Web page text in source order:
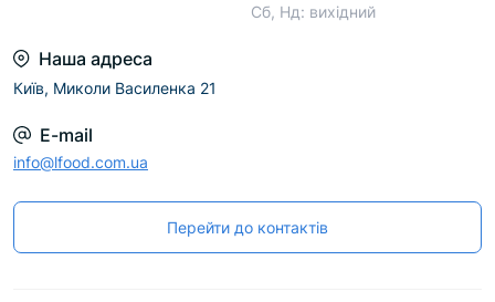
Сб, Нд: вихідний
Наша адреса
Київ, Миколи Василенка 21
E-mail
info@lfood.com.ua
Перейти до контактів